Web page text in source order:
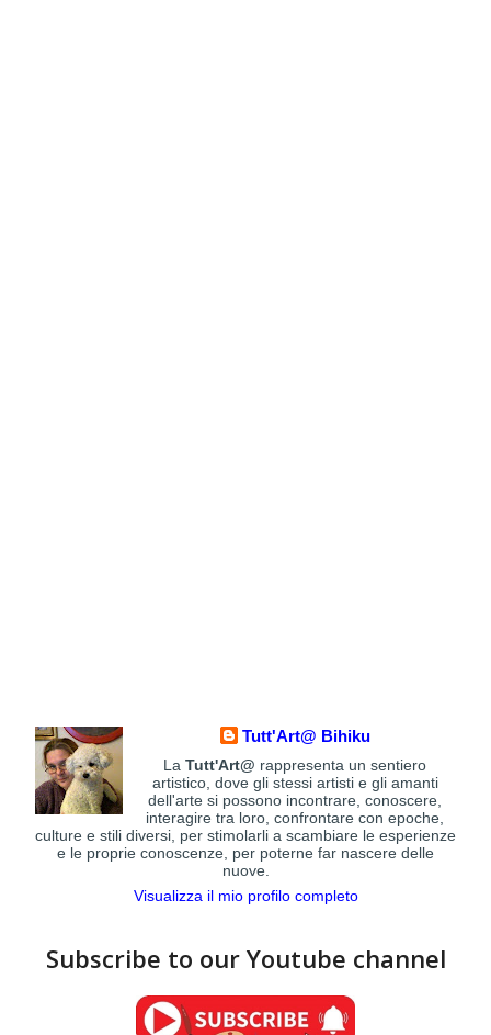
Tutt'Art@ Bihiku
LaTutt'Art@ rappresenta un sentiero
artistico, dove gli stessi artisti e gli amanti
dell'arte si possono incontrare, conoscere,
interagire tra loro, confrontare con epoche,
culture e stili diversi, per stimolarli a scambiare le esperienze
e le proprie conoscenze, per poterne far nascere delle
nuove.
Visualizza il mio profilo completo
Subscribe to our Youtube channel